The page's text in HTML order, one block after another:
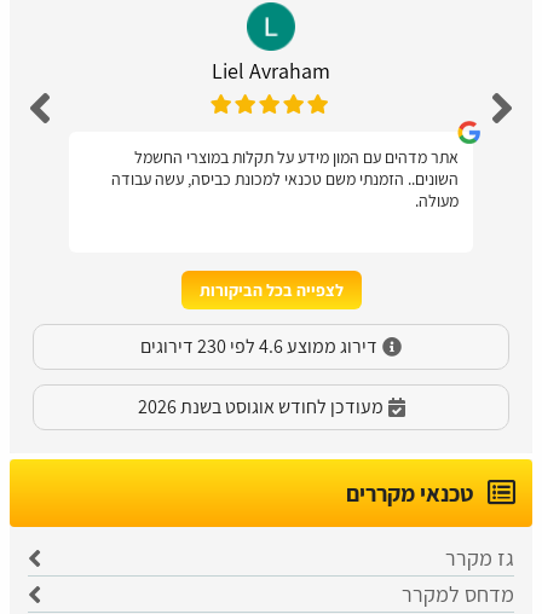
Liel Avraham
אתר מדהים עם המון מידע על תקלות במוצרי החשמל
השונים.. הזמנתי משם טכנאי למכונת כביסה, עשה עבודה
מעולה.
לצפייה בכל הביקורות
דירוג ממוצע 4.6 לפי 230 דירוגים
מעודכן לחודש אוגוסט בשנת 2026
טכנאי מקררים
גז מקרר
מדחס למקרר